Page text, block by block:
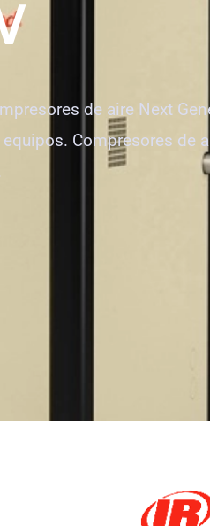
de aire Next
Compresores de